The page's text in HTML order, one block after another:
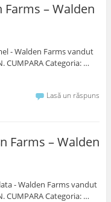
Farms – Walden
- Walden Farms vandut
CUMPARA Categoria: …
Lasă un răspuns
Farms – Walden
- Walden Farms vandut
CUMPARA Categoria: …